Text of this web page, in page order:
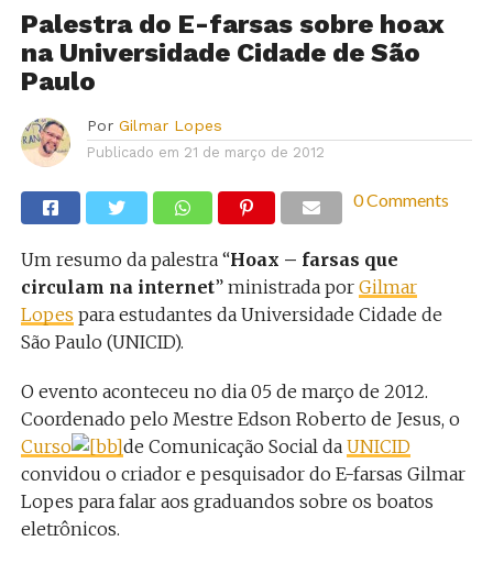
Palestra do E-farsas sobre hoax
na Universidade Cidade de São
Paulo
Por Gilmar Lopes
Publicado em 21 de março de 2012
0 Comments
Um resumo da palestra “Hoax – farsas que
circulam na internet” ministrada por Gilmar
Lopes para estudantes da Universidade Cidade de
São Paulo (UNICID).
O evento aconteceu no dia 05 de março de 2012.
Coordenado pelo Mestre Edson Roberto de Jesus, o
Curso
de Comunicação Social da UNICID
convidou o criador e pesquisador do E-farsas Gilmar
Lopes para falar aos graduandos sobre os boatos
eletrônicos.